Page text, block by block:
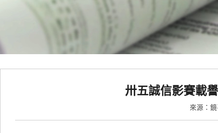
卅五誠信影賽載
來源：